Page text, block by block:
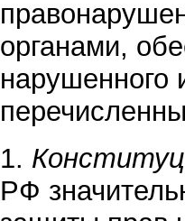
органами,
нарушенного
1.
РФ